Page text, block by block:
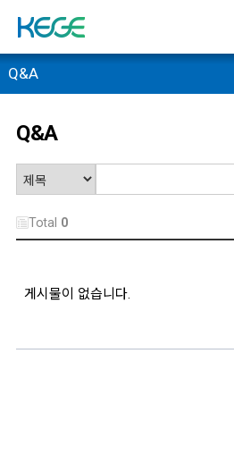
Q&A
Q&A
Total 0
게시물이 없습니다.